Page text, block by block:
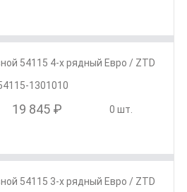
54115 4-х рядный Евро / ZTD
1301010
19 845 ₽ 0 шт.
54115 3-х рядный Евро / ZTD